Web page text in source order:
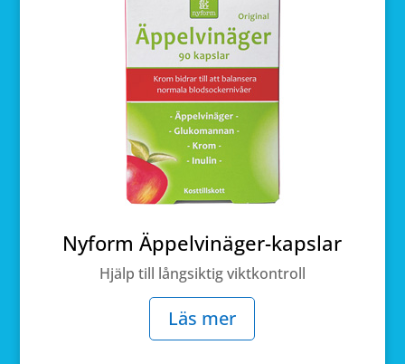
Nyform Äppelvinäger-kapslar
Hjälp till långsiktig viktkontroll
Läs mer